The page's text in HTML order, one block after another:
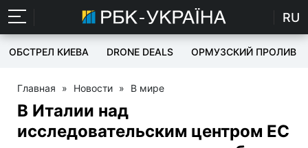
RU
ОБСТРЕЛ КИЕВА DRONE DEALS ОРМУЗСКИЙ ПРОЛИВ
Главная » Новости » В мире
В Италии над
исследовательским центром ЕС